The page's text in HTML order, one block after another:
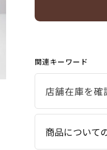
関連キーワード
商品について